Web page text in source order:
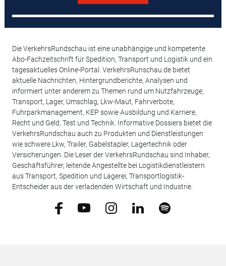
Die VerkehrsRundschau ist eine unabhängige und kompetente
Abo-Fachzeitschrift für Spedition, Transport und Logistik und ein
tagesaktuelles Online-Portal. VerkehrsRunschau.de bietet
aktuelle Nachrichten, Hintergrundberichte, Analysen und
informiert unter anderem zu Themen rund um Nutzfahrzeuge,
Transport, Lager, Umschlag, Lkw-Maut, Fahrverbote,
Fuhrparkmanagement, KEP sowie Ausbildung und Karriere,
Recht und Geld, Test und Technik. Informative Dossiers bietet die
VerkehrsRundschau auch zu Produkten und Dienstleistungen
wie schwere Lkw, Trailer, Gabelstapler, Lagertechnik oder
Versicherungen. Die Leser der VerkehrsRundschau sind Inhaber,
Geschäftsführer, leitende Angestellte bei Logistikdienstleistern
aus Transport, Spedition und Lagerei, Transportlogistik-
Entscheider aus der verladenden Wirtschaft und Industrie.